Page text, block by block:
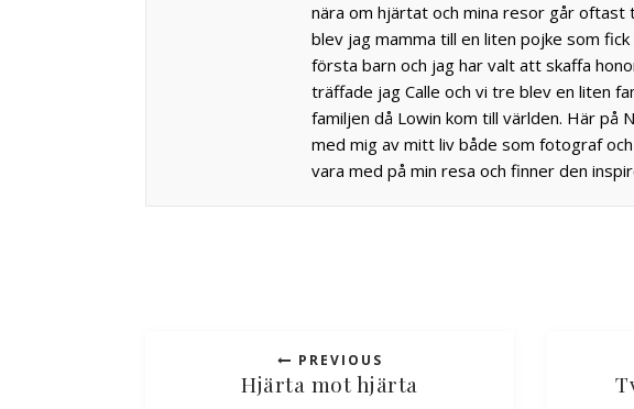
nära om hjärtat och mina resor går oftast
blev jag mamma till en liten pojke som
första barn och jag har valt att skaffa
träffade jag Calle och vi tre blev en liten
familjen då Lowin kom till världen. Här på
med mig av mitt liv både som fotograf och
vara med på min resa och finner den
PREVIOUS
Hjärta mot hjärta